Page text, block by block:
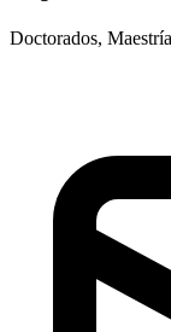
Doctorados,